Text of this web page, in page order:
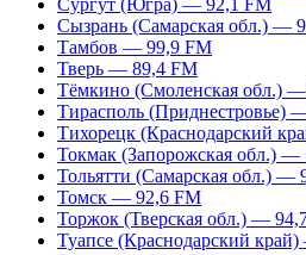
Сургут (Югра) — 92,1 FM
Сызрань (Самарская обл.) —
Тамбов — 99,9 FM
Тверь — 89,4 FM
Тёмкино (Смоленская обл.)
Тирасполь (Приднестровье)
Тихорецк (Краснодарский
Токмак (Запорожская обл.) —
Тольятти (Самарская обл.) —
Томск — 92,6 FM
Торжок (Тверская обл.) —
Туапсе (Краснодарский